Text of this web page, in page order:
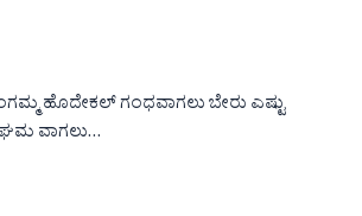
ಹೊದೇಕಲ್ ಗಂಧವಾಗಲು ಬೇರು ಎಷ್ಟು
ವಾಗಲು…